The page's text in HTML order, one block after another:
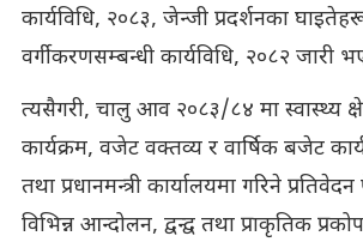
कार्यविधि, २०८३, जेन्जी प्रदर्शनका
वर्गीकरणसम्बन्धी कार्यविधि, २०८२ जारी
त्यसैगरी, चालु आव २०८३/८४ मा स्वास्थ्य
कार्यक्रम, वजेट वक्तव्य र वार्षिक बजेट
तथा प्रधानमन्त्री कार्यालयमा गरिने
विभिन्न आन्दोलन, द्वन्द्व तथा प्राकृतिक